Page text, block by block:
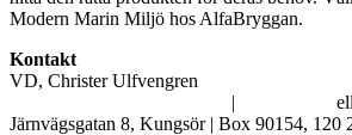
Modern Marin Miljö hos AlfaBryggan.
Kontakt
VD, Christer Ulfvengren
|
Järnvägsgatan 8, Kungsör | Box 90154,